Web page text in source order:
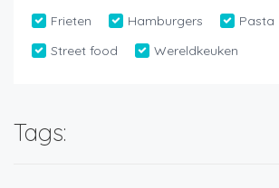
Frieten
Hamburgers Pasta
Street food
Wereldkeuken
Tags: